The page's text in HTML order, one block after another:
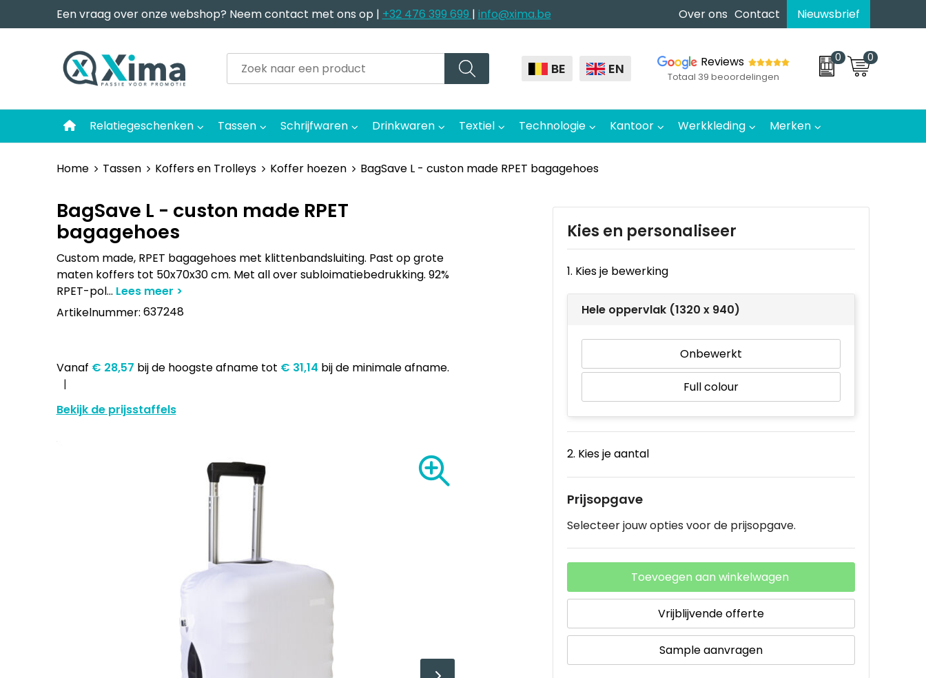
Een vraag over onze webshop? Neem contact met ons op | +32 476 399 699 | info@xima.be Over ons Contact Nieuwsbrief
BE EN Reviews
Totaal 39 beoordelingen
0 0
Relatiegeschenken Tassen Schrijfwaren Drinkwaren Textiel Technologie Kantoor Werkkleding Merken
Home Tassen Koffers en Trolleys Koffer hoezen BagSave L - custon made RPET bagagehoes
BagSave L - custon made RPET
bagagehoes
Custom made, RPET bagagehoes met klittenbandsluiting. Past op grote
maten koffers tot 50x70x30 cm. Met all over subloimatiebedrukking. 92%
RPET-pol...
Artikelnummer: 637248
Vanaf € 28,57 bij de hoogste afnametot € 31,14 bij de minimale afname.
Bekijk de prijsstaffels
Kies en personaliseer
1. Kies je bewerking
Hele oppervlak (1320 x 940)
Onbewerkt
Full colour
2. Kies je aantal
Prijsopgave
Selecteer jouw opties voor de prijsopgave.
Toevoegen aan winkelwagen
Vrijblijvende offerte
Sample aanvragen